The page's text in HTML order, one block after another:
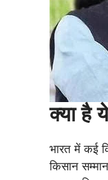
क्या है
भारत में कई
किसान